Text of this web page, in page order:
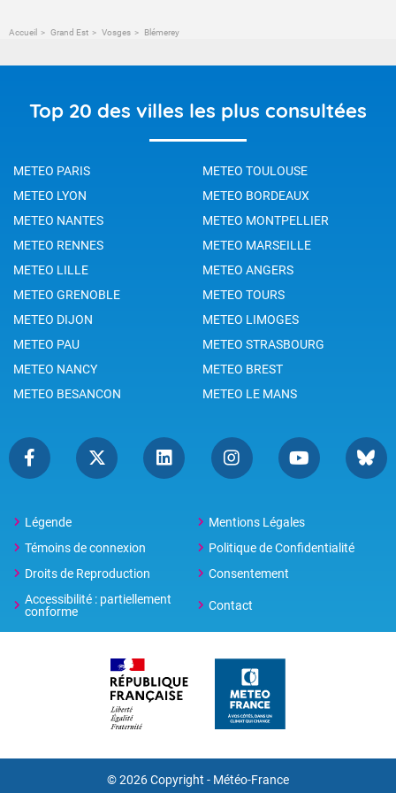
Accueil Grand Est Vosges Blémerey
Top 20 des villes les plus consultées
METEO PARIS
METEO TOULOUSE
METEO LYON
METEO BORDEAUX
METEO NANTES
METEO MONTPELLIER
METEO RENNES
METEO MARSEILLE
METEO LILLE
METEO ANGERS
METEO GRENOBLE
METEO TOURS
METEO DIJON
METEO LIMOGES
METEO PAU
METEO STRASBOURG
METEO NANCY
METEO BREST
METEO BESANCON
METEO LE MANS
Légende
Mentions Légales
Témoins de connexion
Politique de Confidentialité
Droits de Reproduction
Consentement
Accessibilité : partiellement
conforme
Contact
© 2026 Copyright - Météo-France